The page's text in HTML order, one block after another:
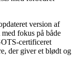
version af
fokus på både
certificeret
der giver et blødt og